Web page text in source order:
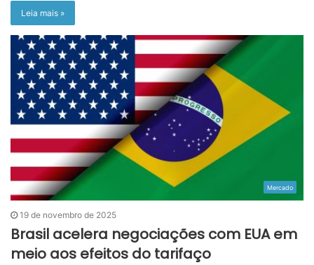
Leia mais »
Mercado
19 de novembro de 2025
Brasil acelera negociações com EUA em
meio aos efeitos do tarifaço